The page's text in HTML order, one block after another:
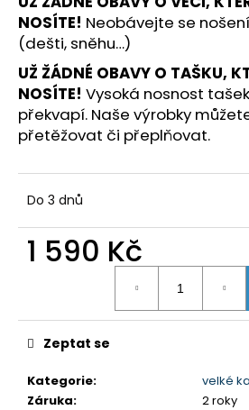
NOSÍTE! Neobávejte se
(dešti, sněhu…)
UŽ ŽÁDNÉ OBAVY O TAŠKU,
NOSÍTE! Vysoká nosnost
překvapí. Naše výrobky
přetěžovat či přeplňovat.
Do 3 dnů
1 590 Kč
Kategorie:
velké
Záruka:
2 roky
Zeptat se
č
u
j
e
m
e